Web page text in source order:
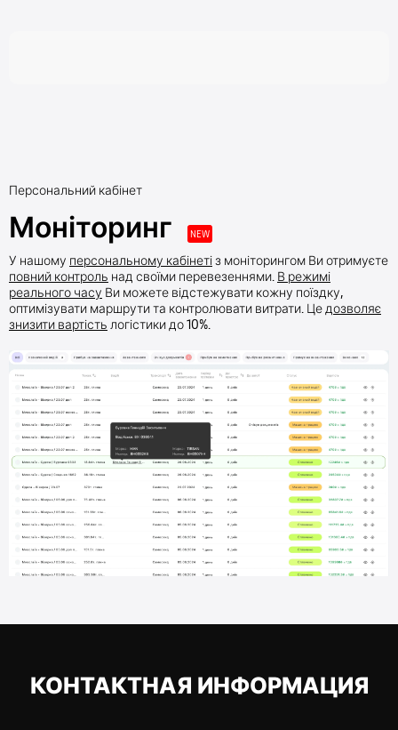
Персональний кабінет
Моніторинг NEW
У нашому персональному кабінетіз моніторингом Ви отримуєте
повний контроль над своїми перевезеннями. В режимі
реального часу Ви можете відстежувати кожну поїздку,
оптимізувати маршрути та контролювати витрати. Це дозволяє
знизити вартість логістики до 10%.
КОНТАКТНАЯ ИНФОРМАЦИЯ